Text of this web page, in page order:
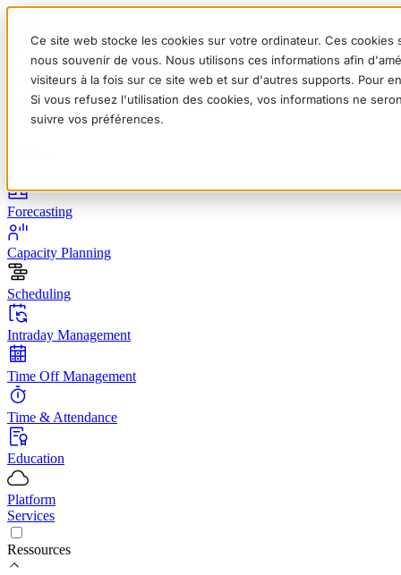
Ce site web stocke les cookies sur votre ordinateur. Ces
nous souvenir de vous. Nous utilisons ces informations afin
visiteurs à la fois sur ce site web et sur d'autres supports. Pour
Si vous refusez l'utilisation des cookies, vos informations ne
suivre vos préférences.
EnglishDeutschFrançaisEspañolItaliano
Forecasting
Capacity Planning
Scheduling
Intraday Management
Time Off Management
Time & Attendance
Education
Platform
Services
Ressources